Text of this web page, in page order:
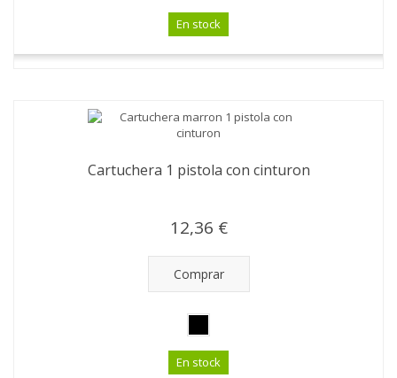
En stock
Cartuchera 1 pistola con cinturon
12,36 €
Comprar
En stock